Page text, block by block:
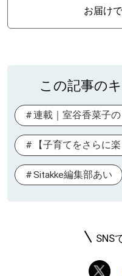
お届け
この記事の
連載｜室谷香菜子
【子育てをさらに楽
Sitakke編集部あい
SNS